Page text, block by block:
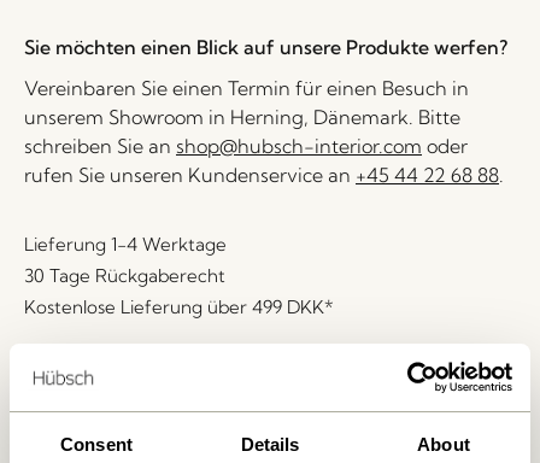
Consent Details About
Sie möchten einen Blick auf unsere Produkte werfen?
Vereinbaren Sie einen Termin für einen Besuch in
unserem Showroom in Herning, Dänemark. Bitte
schreiben Sie an shop@hubsch-interior.com oder
rufen Sie unseren Kundenservice an +45 44 22 68 88.
Lieferung 1-4 Werktage
30 Tage Rückgaberecht
Kostenlose Lieferung über 499 DKK*
Ähnliche Produkte